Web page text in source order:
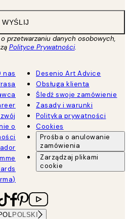
WYŚLIJ
przetwarzaniu danych osobowych,
Polityce Prywatności.
nas
o
Desenio Art Advice
Obsługa klienta
Śledź swoje zamówienie
Zasady i warunki
Polityka prywatności
Cookies
Prośba o anulowanie
zamówienia
Zarządzaj plikami
cookie
POLSKI